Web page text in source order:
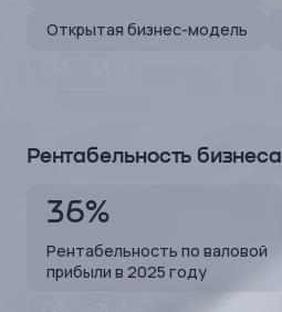
Открытая бизнес-модель
Рентабельность бизнеса
36%
Рентабельность по валовой
прибыли в 2025 году